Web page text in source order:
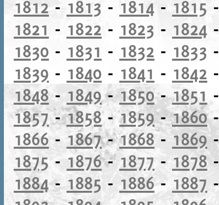
1812 - 1813 - 1814 - 1815
1821 - 1822 - 1823 - 1824
1830 - 1831 - 1832 - 1833
1839 - 1840 - 1841 - 1842
1848 - 1849-1850-1851
1857-1858-1859-1860
1866 - 1867-1868-1869
1875 - 1876-1877- 1878
1884-1885 - 1886- 1887